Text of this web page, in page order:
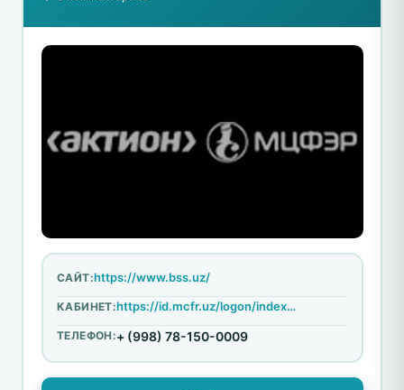
САЙТ:https://www.bss.uz/
КАБИНЕТ: https://id.mcfr.uz/logon/index?reglink=https%3A%2F%2Fid.mcfr.uz%2FAccount%2FRegistration%3Fappid%3D10895%26callbackurl%3Dhttp%253A%252F%252Fwww.bss.uz%252F%26form%3D4%26rand%3D6b23b899e470745ef4d5e70f90953880%26sig%3D5a111a1879dbd381a9904f9766ac3b60%26utm_source%3D%26utm_campaign%3D%26utm_medium%3D%26utm_term%3D%26utm_content%3D&appid=10895&p=1&r=0.07420935004943296&separateWindow=true
ТЕЛЕФОН:+ (998) 78-150-0009